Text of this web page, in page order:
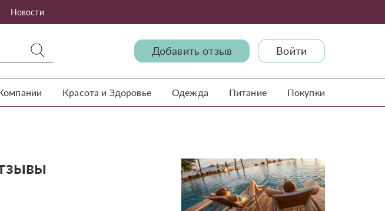
Новости
Добавить отзыв Войти
Красота и Здоровье Одежда Питание Покупки